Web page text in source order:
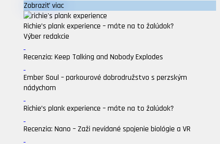
Zobraziť viac
Richie’s plank experience – máte na to žalúdok?
Výber redakcie
Recenzia: Keep Talking and Nobody Explodes
Ember Soul – parkourové dobrodružstvo s perzským
nádychom
Richie’s plank experience – máte na to žalúdok?
Recenzia: Nano – Zaži nevídané spojenie biológie a VR